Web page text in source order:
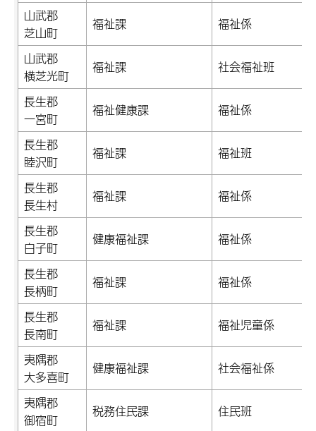
山武郡
芝山町
福祉課
福祉係
山武郡
横芝光町
福祉課
社会福祉班
長生郡
一宮町
福祉健康課
福祉係
長生郡
睦沢町
福祉課
福祉班
長生郡
長生村
福祉課
福祉係
長生郡
白子町
健康福祉課
福祉係
長生郡
長柄町
福祉課
福祉係
長生郡
長南町
福祉課
福祉児童係
夷隅郡
大多喜町
健康福祉課
社会福祉係
夷隅郡
御宿町
税務住民課
住民班